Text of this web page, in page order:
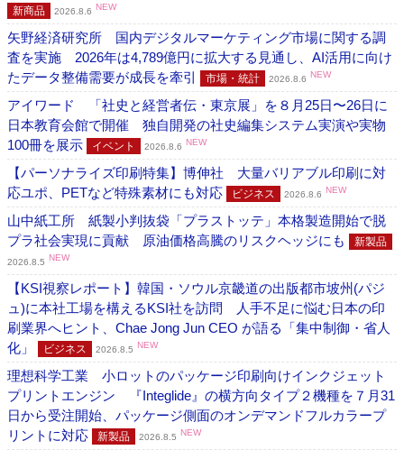
新商品 2026.8.6 NEW
矢野経済研究所 国内デジタルマーケティング市場に関する調
査を実施 2026年は4,789億円に拡大する見通し、AI活用に向け
たデータ整備需要が成長を牽引
市場・統計 2026.8.6 NEW
アイワード 「社史と経営者伝・東京展」を８月25日〜26日に
日本教育会館で開催 独自開発の社史編集システム実演や実物
100冊を展示
イベント 2026.8.6 NEW
【パーソナライズ印刷特集】博伸社 大量バリアブル印刷に対
応ユポ、PETなど特殊素材にも対応
ビジネス 2026.8.6 NEW
山中紙工所 紙製小判抜袋「プラストッテ」本格製造開始で脱
プラ社会実現に貢献 原油価格高騰のリスクヘッジにも
新製品
2026.8.5 NEW
【KSI視察レポート】韓国・ソウル京畿道の出版都市坡州(パジ
ュ)に本社工場を構えるKSI社を訪問 人手不足に悩む日本の印
刷業界へヒント、Chae Jong Jun CEO が語る「集中制御・省人
化」
ビジネス 2026.8.5 NEW
理想科学工業 小ロットのパッケージ印刷向けインクジェット
プリントエンジン 『Integlide』の横方向タイプ２機種を７月31
日から受注開始、パッケージ側面のオンデマンドフルカラープ
リントに対応
新製品 2026.8.5 NEW